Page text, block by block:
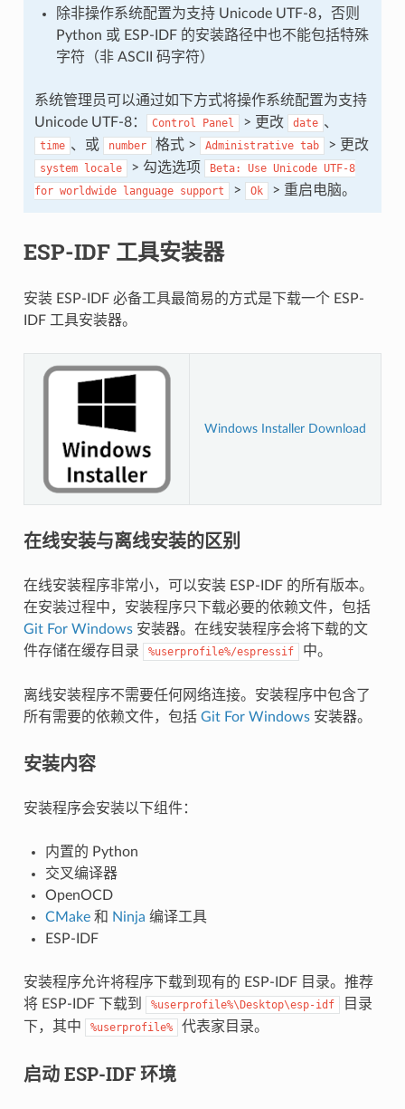
除非操作系统配置为支持 Unicode UTF-8，否则
Python 或 ESP-IDF 的安装路径中也不能包括特殊
字符（非 ASCII 码字符）
系统管理员可以通过如下方式将操作系统配置为支持
Unicode UTF-8：
Control Panel > 更改 date 、
time 、或 number 格式 > Administrative tab > 更改
system locale > 勾选选项 Beta: Use Unicode UTF-8
for worldwide language support > Ok > 重启电脑。
ESP-IDF 工具安装器
安装 ESP-IDF 必备工具最简易的方式是下载一个 ESP-
IDF 工具安装器。
Windows Installer Download
在线安装与离线安装的区别
在线安装程序非常小，可以安装 ESP-IDF 的所有版本。
在安装过程中，安装程序只下载必要的依赖文件，包括
Git For Windows安装器。在线安装程序会将下载的文
件存储在缓存目录
%userprofile%/espressif 中。
离线安装程序不需要任何网络连接。安装程序中包含了
所有需要的依赖文件，包括 Git For Windows安装器。
安装内容
安装程序会安装以下组件：
内置的 Python
交叉编译器
OpenOCD
CMake和 Ninja 编译工具
ESP-IDF
安装程序允许将程序下载到现有的 ESP-IDF 目录。推荐
将 ESP-IDF 下载到
%userprofile%\Desktop\esp-idf
目录
下，其中
%userprofile% 代表家目录。
启动 ESP-IDF 环境